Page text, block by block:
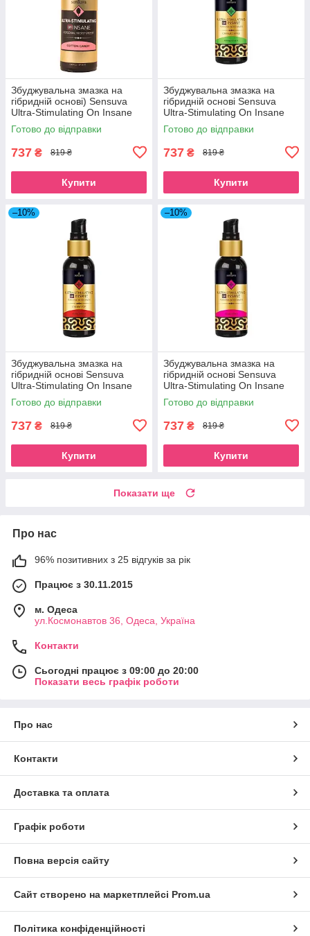
Збуджувальна змазка на
гібридній основі) Sensuva
Ultra-Stimulating On Insane
Cotton Candy (57 мл) SO7841
Готово до відправки
737 ₴ 819 ₴
Купити
Збуджувальна змазка на
гібридній основі Sensuva
Ultra-Stimulating On Insane
Caramel Apple (57 мл)
SO3271
Готово до відправки
737 ₴ 819 ₴
Купити
–10%
Збуджувальна змазка на
гібридній основі Sensuva
Ultra-Stimulating On Insane
Cherry Pop (57 мл) SO3272
Готово до відправки
737 ₴ 819 ₴
Купити
–10%
Збуджувальна змазка на
гібридній основі Sensuva
Ultra-Stimulating On Insane
(57 мл) SO3270
Готово до відправки
737 ₴ 819 ₴
Купити
Показати ще
Про нас
96% позитивних з 25 відгуків за рік
Працює з 30.11.2015
м. Одеса
ул.Космонавтов 36, Одеса, Україна
Контакти
Сьогодні працює з 09:00 до 20:00
Показати весь графік роботи
Про нас
Контакти
Доставка та оплата
Графік роботи
Повна версія сайту
Сайт створено на маркетплейсі Prom.ua
Політика конфіденційності